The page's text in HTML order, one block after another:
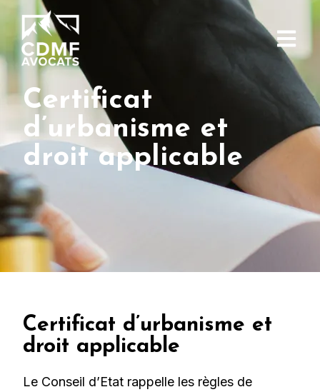
Certificat
d’urbanisme et
droit applicable
Certificat d’urbanisme et
droit applicable
Le Conseil d’Etat rappelle les règles de